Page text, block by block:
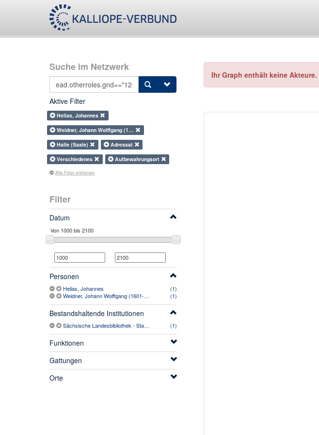
Suche im Netzwerk
Aktive Filter
Helias, Johannes
Weidner, Johann Wolffgang (1…
Halle (Saale)
Adressat
Verschiedenes
Aufbewahrungsort
Alle Filter entfernen
Filter
Datum
Personen
Helias, Johannes
(1)
Weidner, Johann Wolffgang (1601-1669)
(1)
Bestandshaltende Institutionen
Sächsische Landesbibliothek - Staats- und Universitätsbibliothek Dresden (1)
Funktionen
Gattungen
Orte
Ihr Graph enthält keine Akteure.